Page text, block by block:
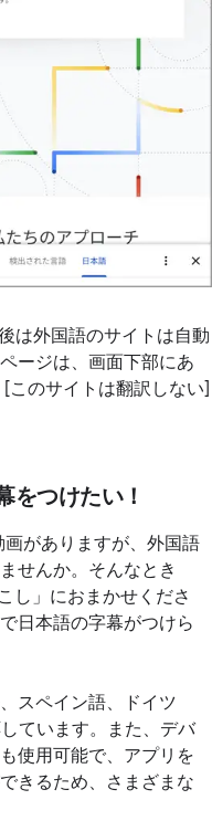
は外国語のサイトは自動
ージは、画面下部にあ
このサイトは翻訳しない]
をつけたい！
画がありますが、外国語
せんか。そんなとき
し」におまかせくださ
日本語の字幕がつけら
スペイン語、ドイツ
ています。また、デバ
使用可能で、アプリを
きるため、さまざまな